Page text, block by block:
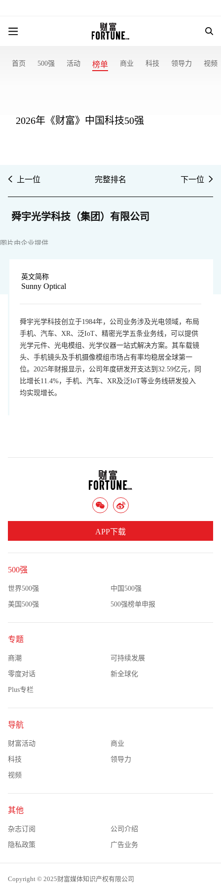
首页 500强 活动 榜单 商业 科技 领导力 视频
2026年《财富》中国科技50强
上一位 完整排名 下一位
舜宇光学科技（集团）有限公司
图片由企业提供
英文简称
Sunny Optical
舜宇光学科技创立于1984年，公司业务涉及光电领域，布局
手机、汽车、XR、泛IoT、精密光学五条业务线，可以提供
光学元件、光电模组、光学仪器一站式解决方案。其车载镜
头、手机镜头及手机摄像模组市场占有率均稳居全球第一
位。2025年财报显示，公司年度研发开支达到32.59亿元，同
比增长11.4%，手机、汽车、XR及泛IoT等业务线研发投入
均实现增长。
500强
世界500强 中国500强
美国500强 500强榜单申报
专题
商潮 可持续发展
零度对话 新全球化
Plus专栏
导航
财富活动 商业
科技 领导力
视频
其他
杂志订阅 公司介绍
隐私政策 广告业务
APP下载
Copyright © 2025财富媒体知识产权有限公司